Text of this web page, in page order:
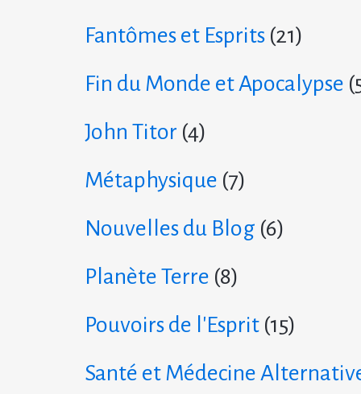
Fantômes et Esprits (21)
Fin du Monde et Apocalypse
John Titor (4)
Métaphysique (7)
Nouvelles du Blog (6)
Planète Terre (8)
Pouvoirs de l'Esprit (15)
Santé et Médecine